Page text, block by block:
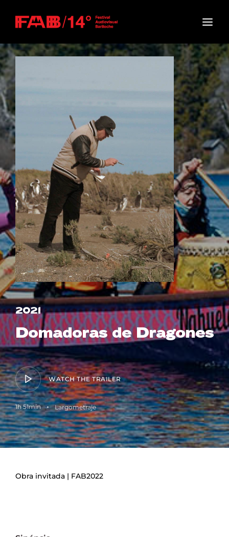
2021
Domadoras de Dragones
WATCH THE TRAILER
1h 51min Largometraje
Obra invitada | FAB2022
Press Enter / Return to begin your search or hit
SIGN IN
Remember Me
Lost Your Password?